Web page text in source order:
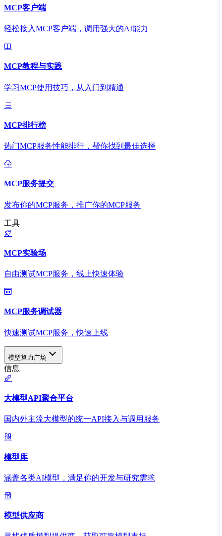
MCP客户端
轻松接入MCP客户端，调用强大的AI能力
MCP教程与实践
学习MCP使用技巧，从入门到精通
MCP排行榜
热门MCP服务性能排行，帮你找到最佳选择
MCP服务提交
发布你的MCP服务，推广你的MCP服务
工具
MCP实验场
自由测试MCP服务，线上快速体验
MCP服务调试器
快速测试MCP服务，快速上线
模型算力广场
信息
大模型API聚合平台
国内外主流大模型的统一API接入与调用服务
模型库
涵盖各类AI模型，满足你的开发与研究需求
模型供应商